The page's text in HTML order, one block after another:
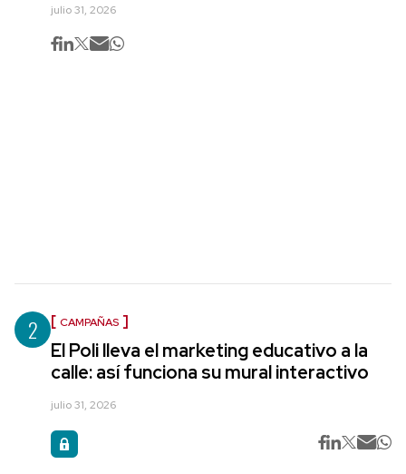
julio 31, 2026
2 CAMPAÑAS
El Poli lleva el marketing educativo a la
calle: así funciona su mural interactivo
julio 31, 2026